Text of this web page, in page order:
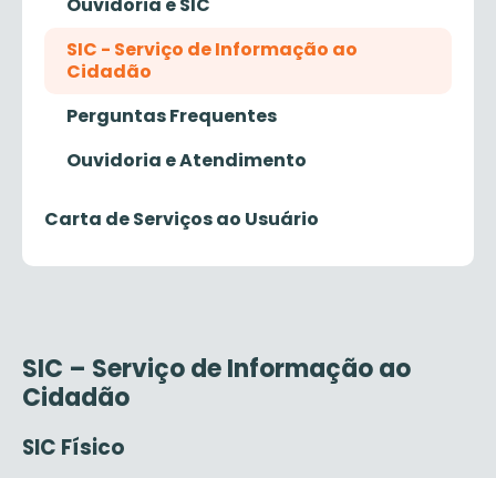
SIC - Serviço de Informação ao
Cidadão
Perguntas Frequentes
Ouvidoria e Atendimento
Carta de Serviços ao Usuário
SIC – Serviço de Informação ao
Cidadão
SIC Físico